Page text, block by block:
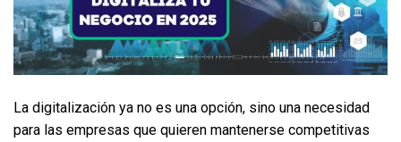
La digitalización ya no es una opción, sino una necesidad
para las empresas que quieren mantenerse competitivas